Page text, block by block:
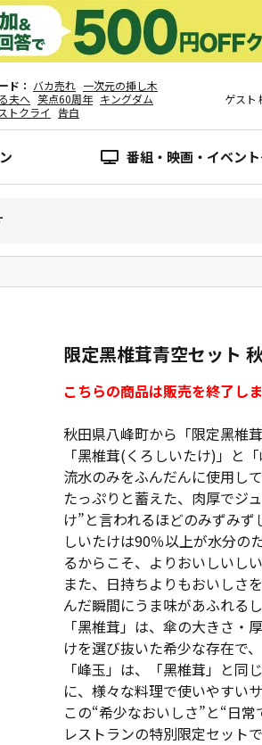
ド バカ売れ 一次元の挿し木
夫へ 笑点60周年 キングダム
トクライ
告白
ゲスト
番組・映画・イベン
限定黑椎茸青空セット
こちらの商品は販売を終了しま
秋田県八峰町から「限定黑椎
「黑椎茸(くろしいたけ)」と
流水のみをふんだんに使用し
たっぷりと蓄えた、肉厚でジ
け”と言われるほどのみずみず
しいたけは90％以上が水分の
るからこそ、よりおいしいし
また、日持ちよりもおいしさ
んだ瞬間にうま味があふれる
「黑椎茸」は、傘の大きさ
けを選び抜いた希少な存在で
「峰玉」は、「黑椎茸」と同
に、様々な料理で使いやすい
この“希少なおいしさ”と“日
レストランの特別限定セットで